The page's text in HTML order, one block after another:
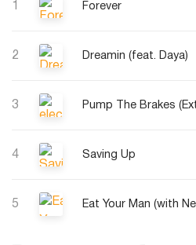
Forever
2 Dreamin (feat. Daya)
3
4 Saving Up
5